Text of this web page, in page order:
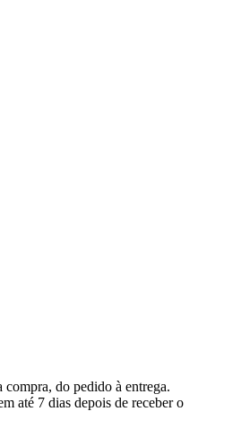
compra, do pedido à entrega.
até 7 dias depois de receber o